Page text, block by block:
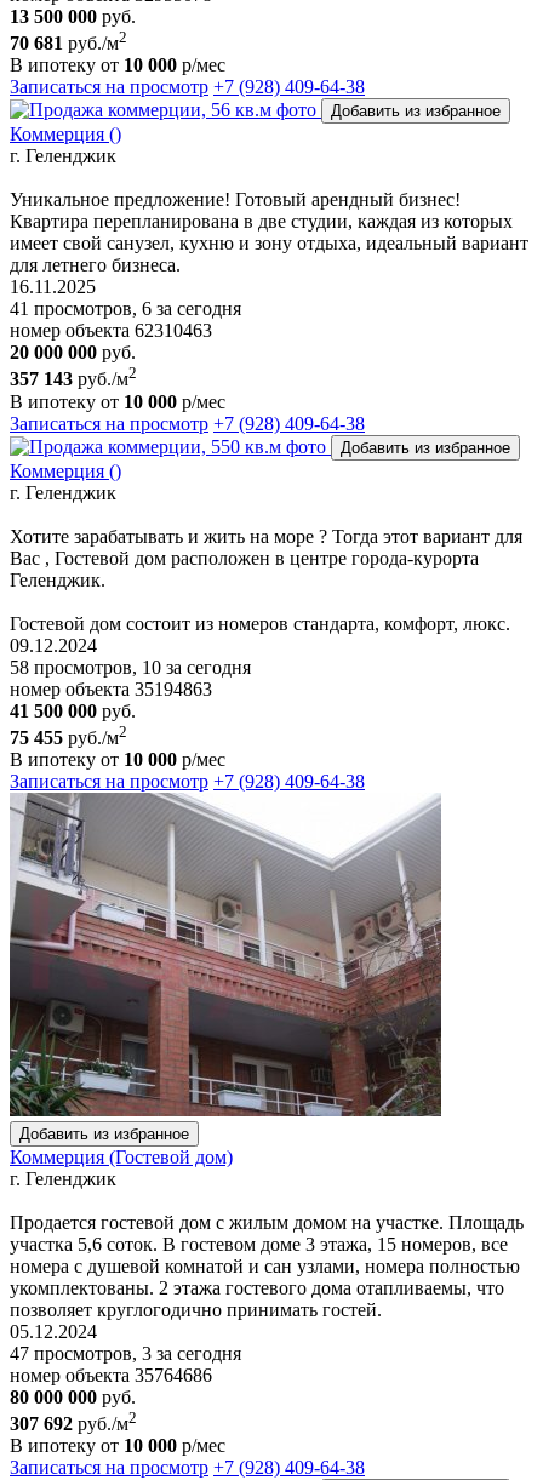
13 500 000 руб.
70 681 руб./м2
В ипотеку от 10 000 р/мес
Записаться на просмотр +7 (928) 409-64-38
Добавить из избранное
Коммерция ()
г. Геленджик
Уникальное предложение! Готовый арендный бизнес!
Квартира перепланирована в две студии, каждая из которых
имеет свой санузел, кухню и зону отдыха, идеальный вариант
для летнего бизнеса.
16.11.2025
41 просмотров, 6 за сегодня
номер объекта 62310463
20 000 000 руб.
357 143 руб./м2
В ипотеку от 10 000 р/мес
Записаться на просмотр +7 (928) 409-64-38
Добавить из избранное
Коммерция ()
г. Геленджик
Хотите зарабатывать и жить на море ? Тогда этот вариант для
Вас , Гостевой дом расположен в центре города-курорта
Геленджик.
Гостевой дом состоит из номеров стандарта, комфорт, люкс.
09.12.2024
58 просмотров, 10 за сегодня
номер объекта 35194863
41 500 000 руб.
75 455 руб./м2
В ипотеку от 10 000 р/мес
Записаться на просмотр +7 (928) 409-64-38
Добавить из избранное
Коммерция (Гостевой дом)
г. Геленджик
Продается гостевой дом с жилым домом на участке. Площадь
участка 5,6 соток. В гостевом доме 3 этажа, 15 номеров, все
номера с душевой комнатой и сан узлами, номера полностью
укомплектованы. 2 этажа гостевого дома отапливаемы, что
позволяет круглогодично принимать гостей.
05.12.2024
47 просмотров, 3 за сегодня
номер объекта 35764686
80 000 000 руб.
307 692 руб./м2
В ипотеку от 10 000 р/мес
Записаться на просмотр +7 (928) 409-64-38